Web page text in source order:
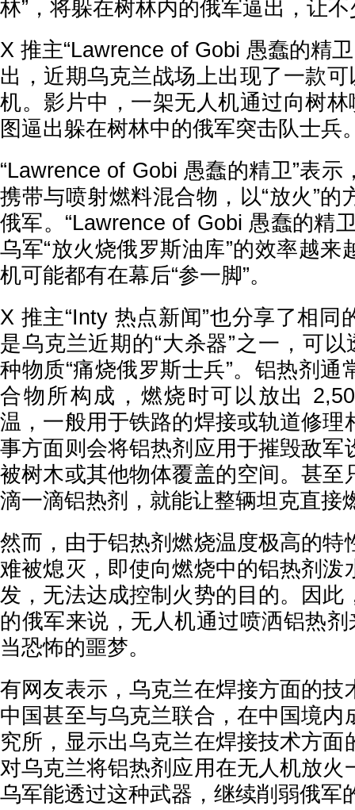
林”，将躲在树林内的俄军逼出，让
X 推主“Lawrence of Gobi 愚蠢的精
出，近期乌克兰战场上出现了一款可
机。影片中，一架无人机通过向树林
图逼出躲在树林中的俄军突击队士兵
“Lawrence of Gobi 愚蠢的精卫”表
携带与喷射燃料混合物，以“放火”的
俄军。“Lawrence of Gobi 愚蠢的精
乌军“放火烧俄罗斯油库”的效率越来
机可能都有在幕后“参一脚”。
X 推主“Inty 热点新闻”也分享了相同
是乌克兰近期的“大杀器”之一，可以
种物质“痛烧俄罗斯士兵”。铝热剂通
合物所构成，燃烧时可以放出
温，一般用于铁路的焊接或轨道修理
事方面则会将铝热剂应用于摧毁敌军
被树木或其他物体覆盖的空间。甚至
滴一滴铝热剂，就能让整辆坦克
然而，由于铝热剂燃烧温度极高的特
难被熄灭，即使向燃烧中的铝热剂泼
发，无法达成控制火势的目的。因此
的俄军来说，无人机通过喷洒铝热剂
当恐怖的噩梦。
有网友表示，乌克兰在焊接方面的技
中国甚至与乌克兰联合，在中国境内
究所，显示出乌克兰在焊接技术方面
对乌克兰将铝热剂应用在无人机放火
乌军能透过这种武器，继续削弱俄军